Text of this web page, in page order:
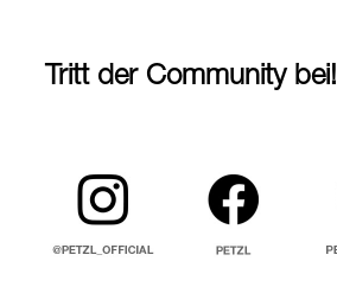
Tritt der Community bei!